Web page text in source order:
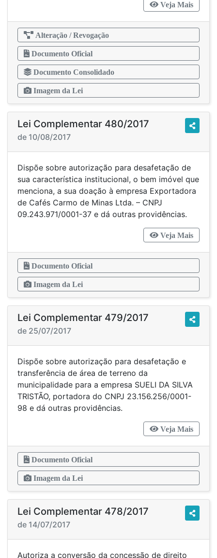
Veja Mais
Alteração / Revogação
Documento Oficial
Documento Consolidado
Imagem da Lei
Lei Complementar 480/2017
de 10/08/2017
Dispõe sobre autorização para desafetação de
sua característica institucional, o bem imóvel que
menciona, a sua doação à empresa Exportadora
de Cafés Carmo de Minas Ltda. – CNPJ
09.243.971/0001-37 e dá outras providências.
Veja Mais
Documento Oficial
Imagem da Lei
Lei Complementar 479/2017
de 25/07/2017
Dispõe sobre autorização para desafetação e
transferência de área de terreno da
municipalidade para a empresa SUELI DA SILVA
TRISTÃO, portadora do CNPJ 23.156.256/0001-
98 e dá outras providências.
Veja Mais
Documento Oficial
Imagem da Lei
Lei Complementar 478/2017
de 14/07/2017
Autoriza a conversão da concessão de direito